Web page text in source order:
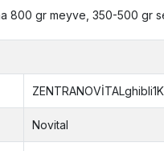
800 gr meyve, 350-500 gr
Novital